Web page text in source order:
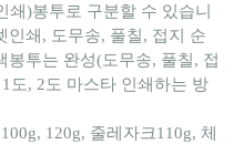
쇄)봉투로 구분할 수 있습니
인쇄, 도무송, 풀칠, 접지 순
봉투는 완성(도무송, 풀칠, 접
도, 2도 마스타 인쇄하는 방
120g, 줄레자크110g, 체